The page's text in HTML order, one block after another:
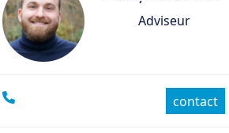
Adviseur
contact